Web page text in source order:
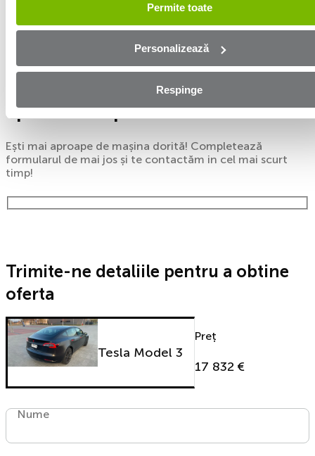
Permite toate
Personalizează
Respinge
Cluj
Aplică online și bucură-te de
aprobare rapidă!
Ești mai aproape de mașina dorită! Completează
formularul de mai jos și te contactăm in cel mai scurt
timp!
Trimite-ne detaliile pentru a obtine
oferta
Tesla Model 3
Preț
17 832 €
Nume